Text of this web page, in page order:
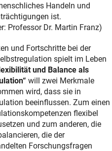
Handeln und
ist.
Professor Dr. Martin Franz)
und Fortschritte bei der
spielt im Leben
und Balance als
will zwei Merkmale
wird, dass sie in
beeinflussen. Zum einen
flexibel
und zum anderen, die
die der
Forschungsfragen